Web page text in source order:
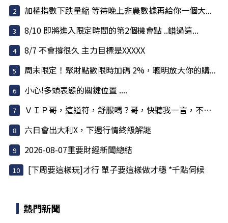
加權指數下跌量縮 等待晚上非農數據再給你一個大...
8/10 即將進入限定時間的第2個機會點 ..錯過這...
8/7 不會撐很久 主力目標是XXXXX
周末限定！聚財點數限時加碼 2%，聰明放大你的購...
小心!多頭表態的關鍵位置 ....
ＶＩＰ哥，這道符，舒服嗎？哥，快聽我一言，不害哥
六日會出大利X，下週行情終級解謎
2026-08-07重要財經新聞總結
[下周要這樣玩]才行 單子要這樣做才穩 *千點伺候
熱門新聞